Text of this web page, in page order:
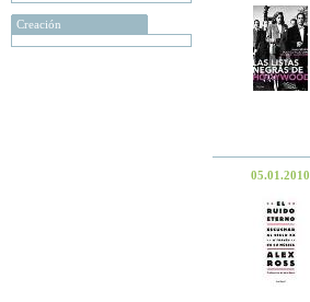
Creación
05.01.2010